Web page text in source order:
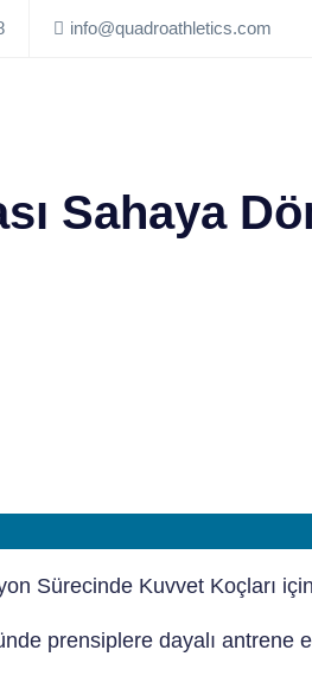
info@quadroathletics.com
Sahaya
Sürecinde Kuvvet Koçları
prensiplere dayalı antrene